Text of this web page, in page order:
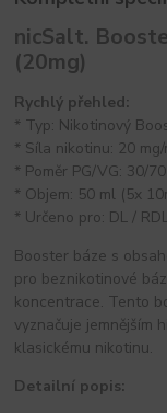
nicSalt.
(20mg)
Rychlý přehled:
* Typ: Nikotinový
* Síla nikotinu: 20
* Poměr PG/VG: 30/70
* Objem: 50 ml (5x
* Určeno pro: DL /
Booster báze s
pro beznikotinové
koncentrace. Tento
vyznačuje jemnějším
klasickému nikotinu.
Detailní popis: